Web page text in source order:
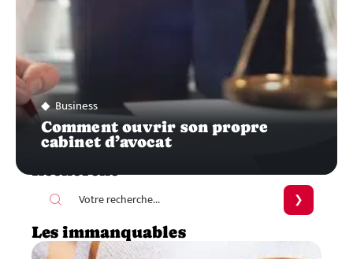
Business
Comment ouvrir son propre
cabinet d’avocat
Recherche
Les immanquables